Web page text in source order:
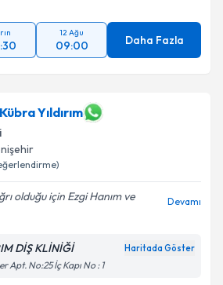
12 Ağu
09:00 Daha Fazla
Yıldırım
olduğu için Ezgi Hanım ve
Devamı
DİŞ KLİNİĞİ Haritada Göster
Apt. No:25 İç Kapı No : 1